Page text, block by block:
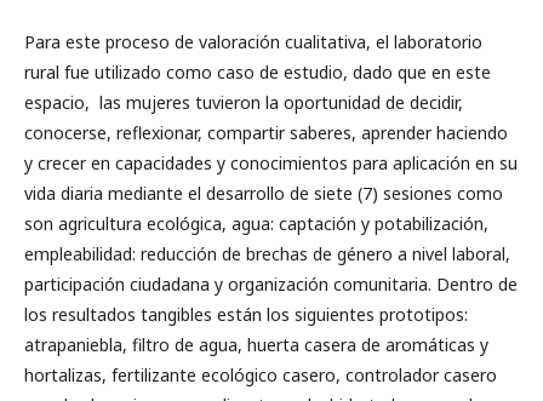
Para este proceso de valoración cualitativa, el laboratorio
rural fue utilizado como caso de estudio, dado que en este
espacio, las mujeres tuvieron la oportunidad de decidir,
conocerse, reflexionar, compartir saberes, aprender haciendo
y crecer en capacidades y conocimientos para aplicación en su
vida diaria mediante el desarrollo de siete (7) sesiones como
son agricultura ecológica, agua: captación y potabilización,
empleabilidad: reducción de brechas de género a nivel laboral,
participación ciudadana y organización comunitaria. Dentro de
los resultados tangibles están los siguientes prototipos:
atrapaniebla, filtro de agua, huerta casera de aromáticas y
hortalizas, fertilizante ecológico casero, controlador casero